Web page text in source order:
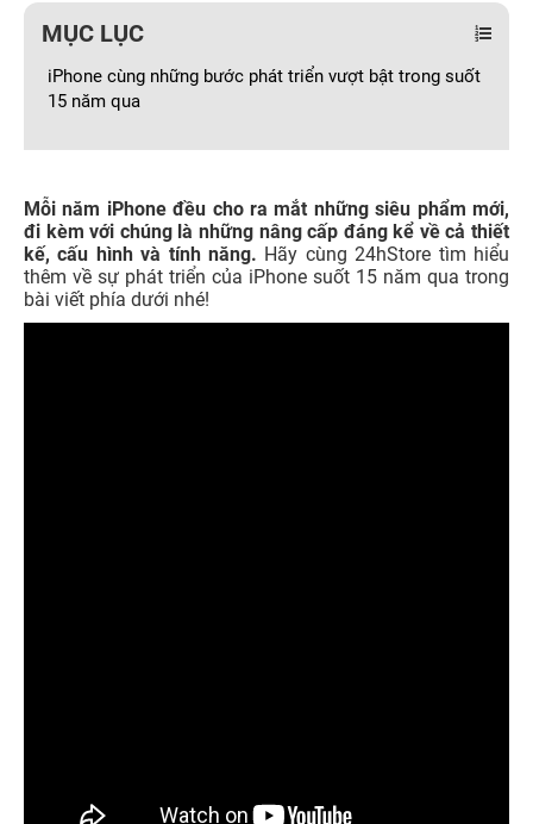
MỤC LỤC
iPhone cùng những bước phát triển vượt bật trong suốt
15 năm qua
Mỗi năm iPhone đều cho ra mắt những siêu phẩm mới,
đi kèm với chúng là những nâng cấp đáng kể về cả thiết
kế, cấu hình và tính năng. Hãy cùng 24hStore tìm hiểu
thêm về sự phát triển của iPhone suốt 15 năm qua trong
bài viết phía dưới nhé!